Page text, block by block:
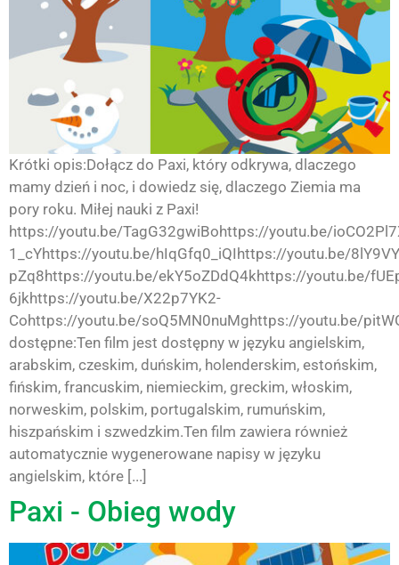
Krótki opis:Dołącz do Paxi, który odkrywa, dlaczego
mamy dzień i noc, i dowiedz się, dlaczego Ziemia ma
pory roku. Miłej nauki z Paxi!
https://youtu.be/TagG32gwiBohttps://youtu.be/
1_cYhttps://youtu.be/hIqGfq0_iQIhttps://youtu.be/
pZq8https://youtu.be/ekY5oZDdQ4khttps://youtu.be/
6jkhttps://youtu.be/X22p7YK2-
Cohttps://youtu.be/soQ5MN0nuMghttps://youtu.be/
dostępne:Ten film jest dostępny w języku angielskim,
arabskim, czeskim, duńskim, holenderskim, estońskim,
fińskim, francuskim, niemieckim, greckim, włoskim,
norweskim, polskim, portugalskim, rumuńskim,
hiszpańskim i szwedzkim.Ten film zawiera również
automatycznie wygenerowane napisy w języku
angielskim, które [...]
Paxi - Obieg wody